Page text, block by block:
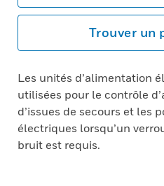
Trouver un
Les unités d’alimentation
utilisées pour le contrôle
d’issues de secours et les
électriques lorsqu’un
bruit est requis.